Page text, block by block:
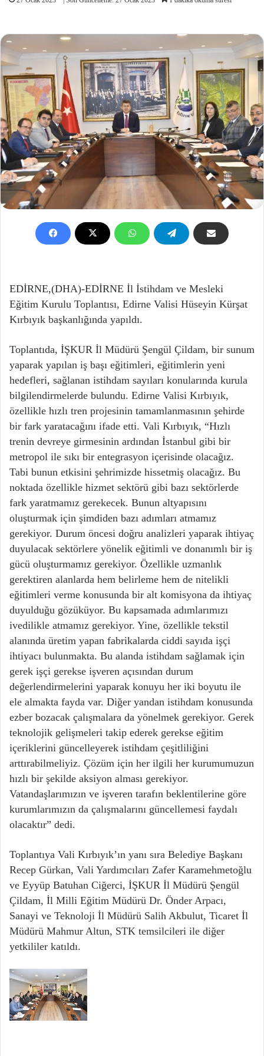
EDİRNE,(DHA)-EDİRNE İl İstihdam ve Mesleki
Eğitim Kurulu Toplantısı, Edirne Valisi Hüseyin Kürşat
Kırbıyık başkanlığında yapıldı.
Toplantıda, İŞKUR İl Müdürü Şengül Çildam, bir sunum
yaparak yapılan iş başı eğitimleri, eğitimlerin yeni
hedefleri, sağlanan istihdam sayıları konularında kurula
bilgilendirmelerde bulundu. Edirne Valisi Kırbıyık,
özellikle hızlı tren projesinin tamamlanmasının şehirde
bir fark yaratacağını ifade etti. Vali Kırbıyık, “Hızlı
trenin devreye girmesinin ardından İstanbul gibi bir
metropol ile sıkı bir entegrasyon içerisinde olacağız.
Tabi bunun etkisini şehrimizde hissetmiş olacağız. Bu
noktada özellikle hizmet sektörü gibi bazı sektörlerde
fark yaratmamız gerekecek. Bunun altyapısını
oluşturmak için şimdiden bazı adımları atmamız
gerekiyor. Durum öncesi doğru analizleri yaparak ihtiyaç
duyulacak sektörlere yönelik eğitimli ve donanımlı bir iş
gücü oluşturmamız gerekiyor. Özellikle uzmanlık
gerektiren alanlarda hem belirleme hem de nitelikli
eğitimleri verme konusunda bir alt komisyona da ihtiyaç
duyulduğu gözüküyor. Bu kapsamada adımlarımızı
ivedilikle atmamız gerekiyor. Yine, özellikle tekstil
alanında üretim yapan fabrikalarda ciddi sayıda işçi
ihtiyacı bulunmakta. Bu alanda istihdam sağlamak için
gerek işçi gerekse işveren açısından durum
değerlendirmelerini yaparak konuyu her iki boyutu ile
ele almakta fayda var. Diğer yandan istihdam konusunda
ezber bozacak çalışmalara da yönelmek gerekiyor. Gerek
teknolojik gelişmeleri takip ederek gerekse eğitim
içeriklerini güncelleyerek istihdam çeşitliliğini
arttırabilmeliyiz. Çözüm için her ilgili her kurumumuzun
hızlı bir şekilde aksiyon alması gerekiyor.
Vatandaşlarımızın ve işveren tarafın beklentilerine göre
kurumlarımızın da çalışmalarını güncellemesi faydalı
olacaktır” dedi.
Toplantıya Vali Kırbıyık’ın yanı sıra Belediye Başkanı
Recep Gürkan, Vali Yardımcıları Zafer Karamehmetoğlu
ve Eyyüp Batuhan Ciğerci, İŞKUR İl Müdürü Şengül
Çildam, İl Milli Eğitim Müdürü Dr. Önder Arpacı,
Sanayi ve Teknoloji İl Müdürü Salih Akbulut, Ticaret İl
Müdürü Mahmur Altun, STK temsilcileri ile diğer
yetkililer katıldı.